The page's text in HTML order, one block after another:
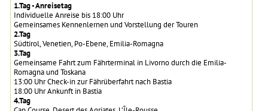
1.Tag - Anreisetag
Individuelle Anreise bis 18:00 Uhr
Gemeinsames Kennenlernen und Vorstellung der Touren
2.Tag
Südtirol, Venetien, Po-Ebene, Emilia-Romagna
3.Tag
Gemeinsame Fahrt zum Fährterminal in Livorno durch die Emilia-
Romagna und Toskana
13:00 Uhr Check-in zur Fährüberfahrt nach Bastia
18:00 Uhr Ankunft in Bastia
4.Tag